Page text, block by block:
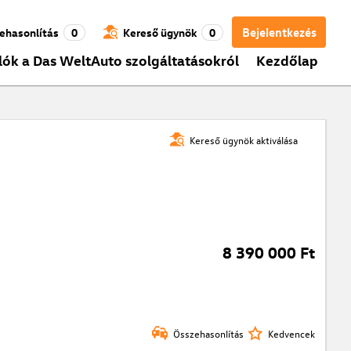
Bejelentkezés
0 Kereső ügynök 0
a Das WeltAuto szolgáltatásokról Kezdőlap
Kereső ügynök aktiválása
8 390 000 Ft
Összehasonlítás Kedvencek